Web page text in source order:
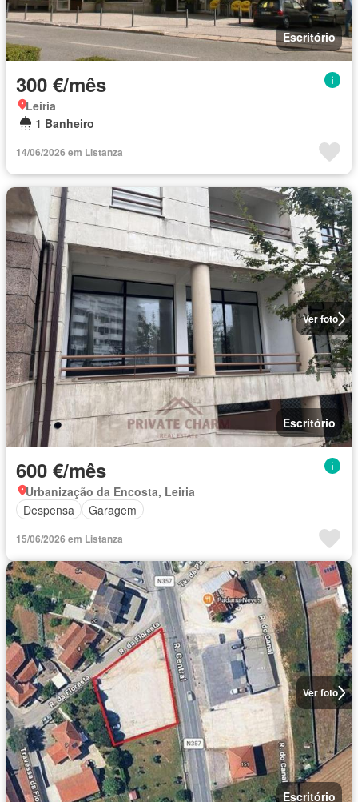
Escritório
300 €/mês
Leiria
1 Banheiro
14/06/2026 em Listanza
Ver foto
Escritório
600 €/mês
Urbanização da Encosta, Leiria
Despensa
Garagem
15/06/2026 em Listanza
Ver foto
Escritório